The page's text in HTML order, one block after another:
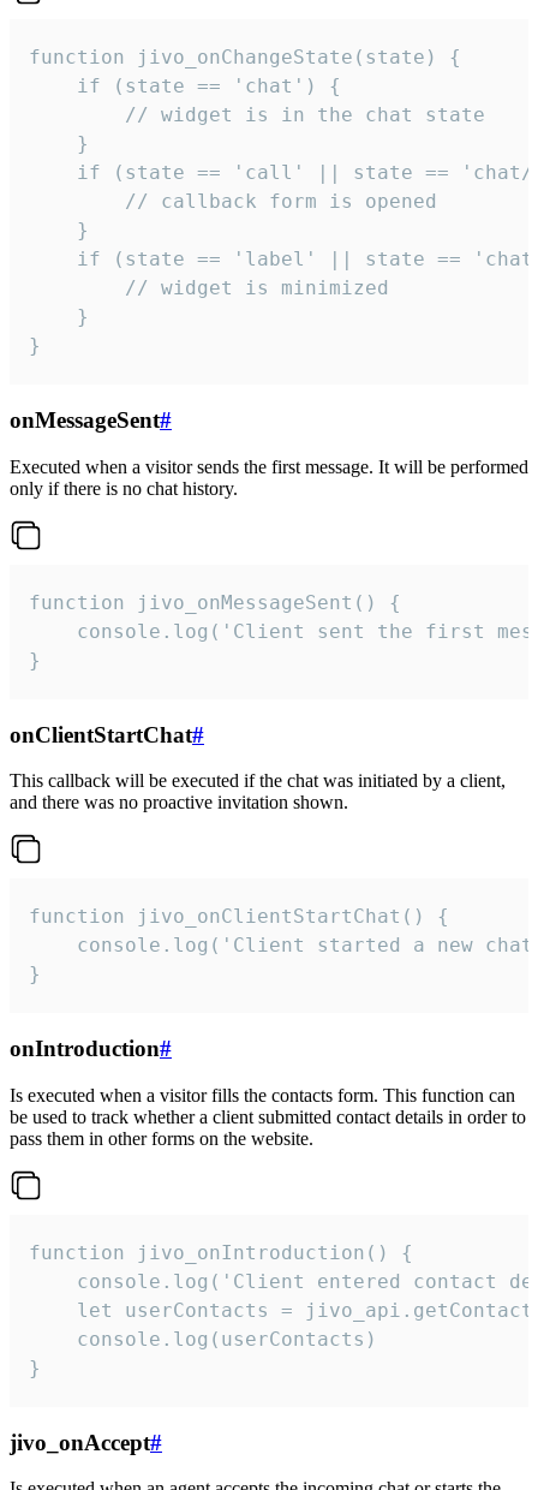
function jivo_onChangeState(state) {
    if (state == 'chat') {
        // widget is in the chat state
    }
if (state == 'call' || state ==
        // callback form is opened
    }
if (state == 'label' || state ==
        // widget is minimized
    }
}
onMessageSent#
Executed when a visitor sends the first message. It will be performed
only if there is no chat history.
function jivo_onMessageSent() {
console.log('Client sent the first
}
onClientStartChat#
This callback will be executed if the chat was initiated by a client,
and there was no proactive invitation shown.
function jivo_onClientStartChat() {
console.log('Client started a new
}
onIntroduction#
Is executed when a visitor fills the contacts form. This function can
be used to track whether a client submitted contact details in order to
pass them in other forms on the website.
function jivo_onIntroduction() {
console.log('Client entered contact
let userContacts =
    console.log(userContacts)
}
jivo_onAccept#